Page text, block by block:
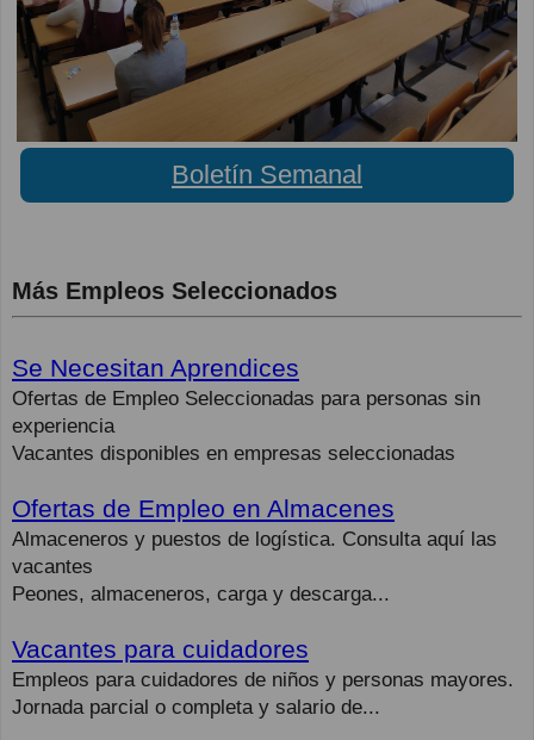
Boletín Semanal
Más Empleos Seleccionados
Se Necesitan Aprendices
Ofertas de Empleo Seleccionadas para personas sin
experiencia
Vacantes disponibles en empresas seleccionadas
Ofertas de Empleo en Almacenes
Almaceneros y puestos de logística. Consulta aquí las
vacantes
Peones, almaceneros, carga y descarga...
Vacantes para cuidadores
Empleos para cuidadores de niños y personas mayores.
Jornada parcial o completa y salario de...